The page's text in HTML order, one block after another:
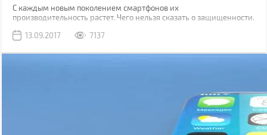
С каждым новым поколением смартфонов их
производительность растет. Чего нельзя сказать о защищенности.
водонепроницаемость, но все также уязвимы к механическим
13.09.2017 7137